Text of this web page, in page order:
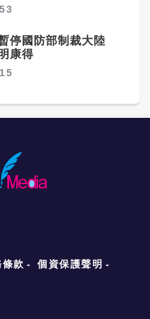
停國防部制裁大陸
康得
條款
個資保護聲明